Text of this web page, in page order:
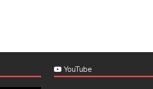
YouTube